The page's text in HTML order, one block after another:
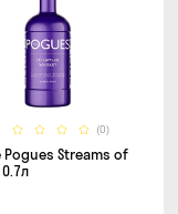
(0)
Pogues Streams of